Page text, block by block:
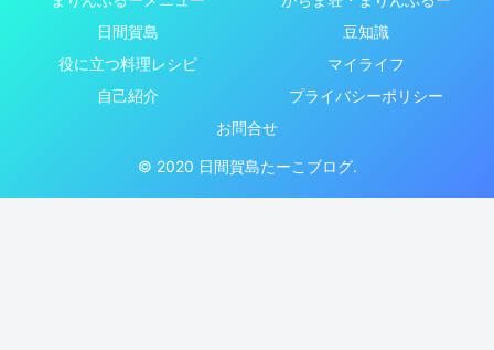
日間賀島
豆知識
役に立つ料理レシピ
マイライフ
自己紹介
プライバシーポリシー
お問合せ
© 2020 日間賀島たーこブログ.